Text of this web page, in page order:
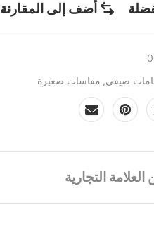
أضف إلى المقارنة
صيفي, مقاسات صغيرة
التجارية